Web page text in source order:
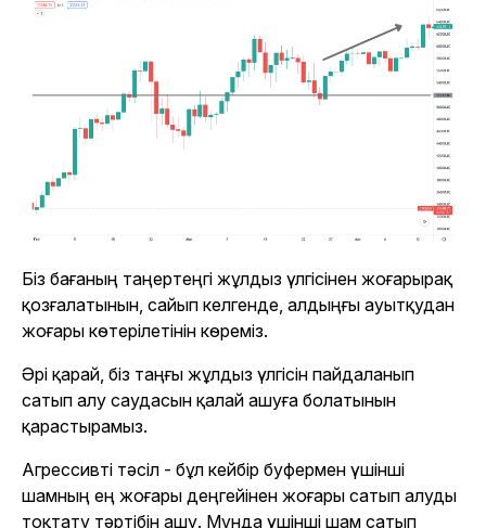
Біз бағаның таңертеңгі жұлдыз үлгісінен жоғарырақ
қозғалатынын, сайып келгенде, алдыңғы ауытқудан
жоғары көтерілетінін көреміз.
Әрі қарай, біз таңғы жұлдыз үлгісін пайдаланып
сатып алу саудасын қалай ашуға болатынын
қарастырамыз.
Агрессивті тәсіл - бұл кейбір буфермен үшінші
шамның ең жоғары деңгейінен жоғары сатып алуды
тоқтату тәртібін ашу. Мұнда үшінші шам сатып